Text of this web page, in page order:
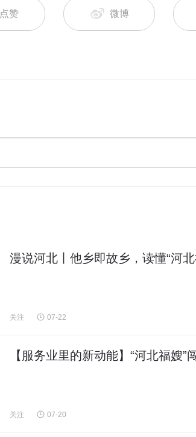
点赞 微博
漫说河北丨他乡即故乡，读懂“河
关注 07-22
【服务业里的新动能】“河北福嫂
关注 07-20